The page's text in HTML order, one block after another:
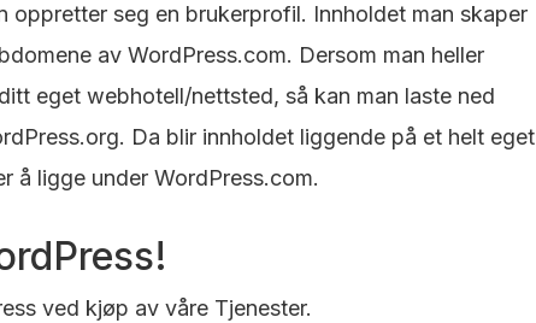
oppretter seg en brukerprofil. Innholdet man skaper
av WordPress.com. Dersom man heller
eget webhotell/nettsted, så kan man laste ned
Da blir innholdet liggende på et helt eget
å ligge under WordPress.com.
ved kjøp av våre Tjenester.